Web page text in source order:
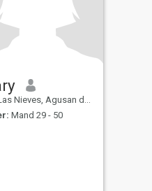
Nieves, Agusan del Norte, Filippinerne
Mand 29 - 50